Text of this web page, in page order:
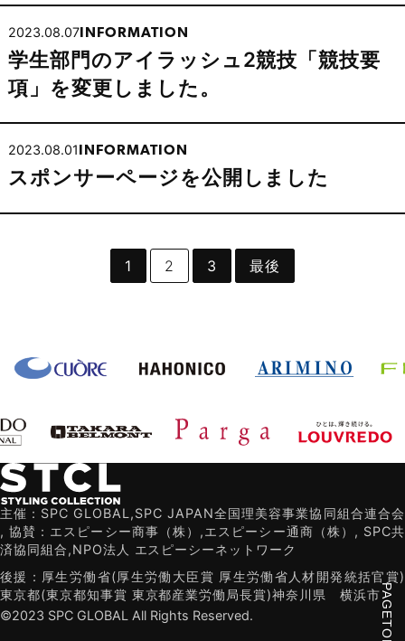
2023.08.07INFORMATION
学生部門のアイラッシュ2競技「競技要
項」を変更しました。
2023.08.01INFORMATION
スポンサーページを公開しました
1 2 3 最後
主催：SPC GLOBAL,SPC JAPAN全国理美容事業協同組合連合会
, 協賛：エスピーシー商事（株）,エスピーシー通商（株）, SPC共
済協同組合,NPO法人 エスピーシーネットワーク
後援：厚生労働省(厚生労働大臣賞 厚生労働省人材開発統括官賞)
東京都(東京都知事賞 東京都産業労働局長賞)神奈川県 横浜市
©2023 SPC GLOBAL All Rights Reserved.
PAGETOP